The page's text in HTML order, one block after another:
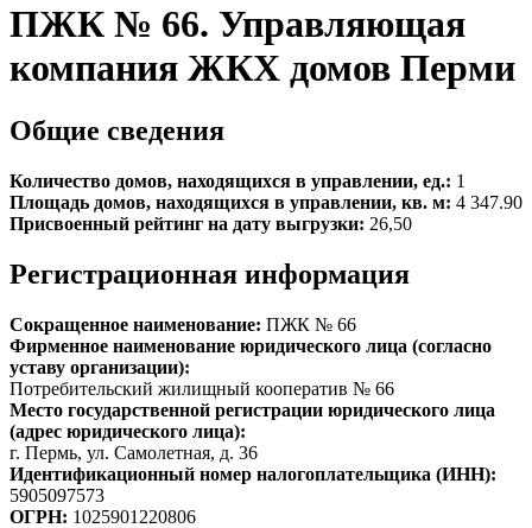
ПЖК № 66. Управляющая
компания ЖКХ домов Перми
Общие сведения
Количество домов, находящихся в управлении, ед.: 1
Площадь домов, находящихся в управлении, кв. м: 4 347.90
Присвоенный рейтинг на дату выгрузки: 26,50
Регистрационная информация
Сокращенное наименование: ПЖК № 66
Фирменное наименование юридического лица (согласно
уставу организации):
Потребительский жилищный кооператив № 66
Место государственной регистрации юридического лица
(адрес юридического лица):
г. Пермь, ул. Самолетная, д. 36
Идентификационный номер налогоплательщика (ИНН):
5905097573
ОГРН: 1025901220806